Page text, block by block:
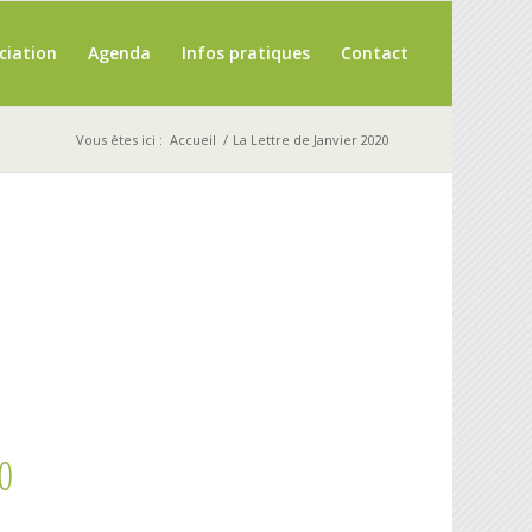
Agenda Infos pratiques Contact
Vous êtes ici : Accueil / La Lettre de Janvier 2020